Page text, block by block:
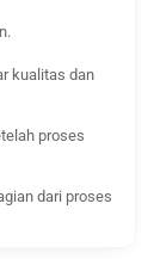
kualitas dan
proses
dari proses